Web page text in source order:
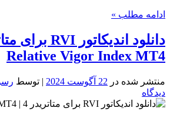
ادامه مطلب »
Relative Vigor Index MT4
منتشر شده در 22 آگوست 2024 | توسط
دیدگاه